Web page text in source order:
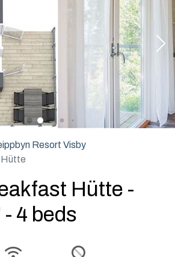
Resort Visby
Hütte -
4 beds